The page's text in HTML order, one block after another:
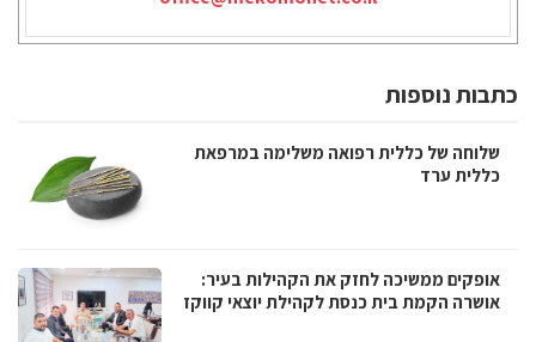
כתבות נוספות
שלוחה של כללית רפואה משלימה במרפאת
כללית ערד
אופקים ממשיכה לחזק את הקהילות בעיר:
אושרה הקמת בית כנסת לקהילת יוצאי קווקז